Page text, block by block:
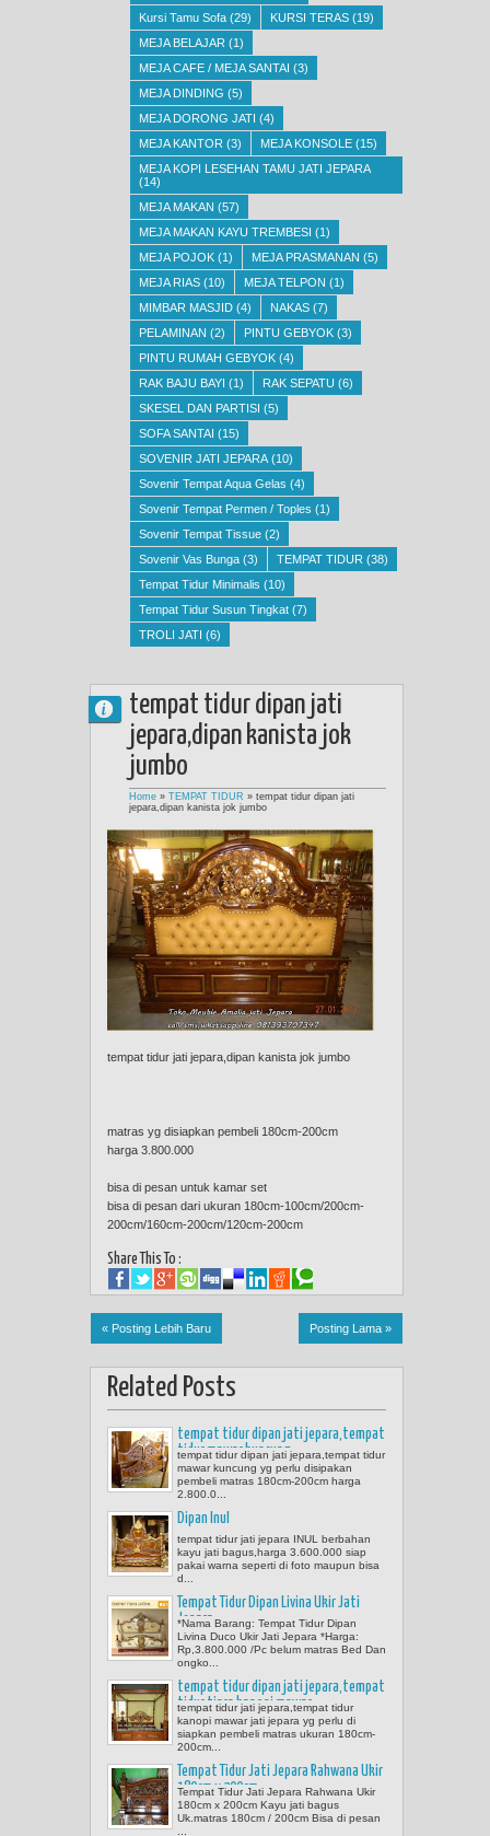
Kursi Tamu Sofa (29) KURSI TERAS (19)
MEJA BELAJAR (1)
MEJA CAFE / MEJA SANTAI (3)
MEJA DINDING (5)
MEJA DORONG JATI (4)
MEJA KANTOR (3) MEJA KONSOLE (15)
MEJA KOPI LESEHAN TAMU JATI JEPARA
(14)
MEJA MAKAN (57)
MEJA MAKAN KAYU TREMBESI (1)
MEJA POJOK (1) MEJA PRASMANAN (5)
MEJA RIAS (10) MEJA TELPON (1)
MIMBAR MASJID (4) NAKAS (7)
PELAMINAN (2) PINTU GEBYOK (3)
PINTU RUMAH GEBYOK (4)
RAK BAJU BAYI (1) RAK SEPATU (6)
SKESEL DAN PARTISI (5)
SOFA SANTAI (15)
SOVENIR JATI JEPARA (10)
Sovenir Tempat Aqua Gelas (4)
Sovenir Tempat Permen / Toples (1)
Sovenir Tempat Tissue (2)
Sovenir Vas Bunga (3) TEMPAT TIDUR (38)
Tempat Tidur Minimalis (10)
Tempat Tidur Susun Tingkat (7)
TROLI JATI (6)
tempat tidur dipan jati
jepara,dipan kanista jok
jumbo
Home » TEMPAT TIDUR » tempat tidur dipan jati
jepara,dipan kanista jok jumbo
tempat tidur jati jepara,dipan kanista jok jumbo
matras yg disiapkan pembeli 180cm-200cm
harga 3.800.000
bisa di pesan untuk kamar set
bisa di pesan dari ukuran 180cm-100cm/200cm-
200cm/160cm-200cm/120cm-200cm
Share This To :
« Posting Lebih Baru Posting Lama »
Related Posts
tempat tidur dipan jati jepara,tempat
tidur mawar kuncung
tempat tidur dipan jati jepara,tempat tidur
mawar kuncung yg perlu disipakan
pembeli matras 180cm-200cm harga
2.800.0...
Dipan Inul
tempat tidur jati jepara INUL berbahan
kayu jati bagus,harga 3.600.000 siap
pakai warna seperti di foto maupun bisa
d...
Tempat Tidur Dipan Livina Ukir Jati
Jepara
*Nama Barang: Tempat Tidur Dipan
Livina Duco Ukir Jati Jepara *Harga:
Rp,3.800.000 /Pc belum matras Bed Dan
ongko...
tempat tidur dipan jati jepara,tempat
tidur tiara kanopi mawar
tempat tidur jati jepara,tempat tidur
kanopi mawar jati jepara yg perlu di
siapkan pembeli matras ukuran 180cm-
200cm...
Tempat Tidur Jati Jepara Rahwana Ukir
180cm x 200cm
Tempat Tidur Jati Jepara Rahwana Ukir
180cm x 200cm Kayu jati bagus
Uk.matras 180cm / 200cm Bisa di pesan